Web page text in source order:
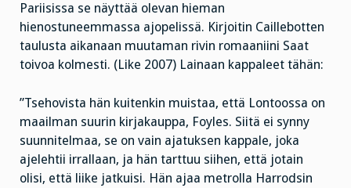
Pariisissa se näyttää olevan hieman
hienostuneemmassa ajopelissä. Kirjoitin Caillebotten
taulusta aikanaan muutaman rivin romaaniini Saat
toivoa kolmesti. (Like 2007) Lainaan kappaleet tähän:
”Tsehovista hän kuitenkin muistaa, että Lontoossa on
maailman suurin kirjakauppa, Foyles. Siitä ei synny
suunnitelmaa, se on vain ajatuksen kappale, joka
ajelehtii irrallaan, ja hän tarttuu siihen, että jotain
olisi, että liike jatkuisi. Hän ajaa metrolla Harrodsin